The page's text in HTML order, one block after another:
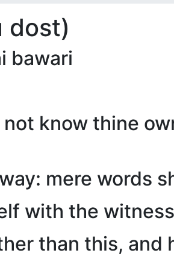
dost)
bawari
know thine
mere words
with the
than this, and